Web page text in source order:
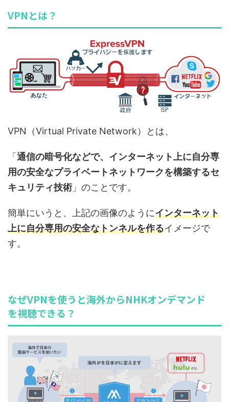
VPNとは？
VPN（Virtual Private Network）とは、
「 通信の暗号化などで、インターネット上に自分専
用の安全なプライベートネットワークを構築するセ
キュリティ技術」のことです。
簡単にいうと、上記の画像のようにインターネット
上に自分専用の安全なトンネルを作るイメージで
す。
なぜVPNを使うと海外からNHKオンデマンド
を視聴できる？